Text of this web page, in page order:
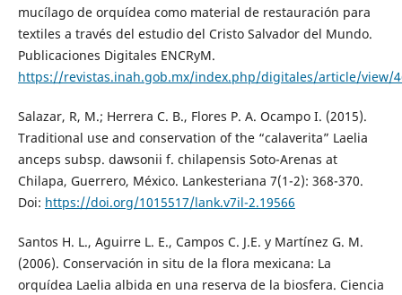
mucílago de orquídea como material de restauración para
textiles a través del estudio del Cristo Salvador del Mundo.
Publicaciones Digitales ENCRyM.
https://revistas.inah.gob.mx/index.php/digitales/article/view/
Salazar, R, M.; Herrera C. B., Flores P. A. Ocampo I. (2015).
Traditional use and conservation of the “calaverita” Laelia
anceps subsp. dawsonii f. chilapensis Soto-Arenas at
Chilapa, Guerrero, México. Lankesteriana 7(1-2): 368-370.
Doi: https://doi.org/1015517/lank.v7il-2.19566
Santos H. L., Aguirre L. E., Campos C. J.E. y Martínez G. M.
(2006). Conservación in situ de la flora mexicana: La
orquídea Laelia albida en una reserva de la biosfera. Ciencia